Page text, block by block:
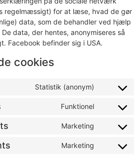
regelmæssigt) for at læse, hvad de gør
data, som de behandler ved hjælp
data, der hentes, anonymiseres så
Facebook befinder sig i USA.
cookies
Statistik (anonym)
Funktionel
Marketing
Marketing